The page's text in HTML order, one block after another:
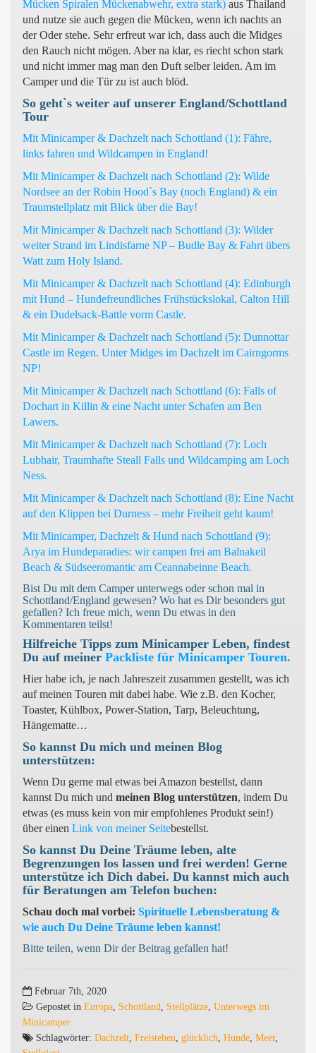
Mücken Spiralen Mückenabwehr, extra stark) aus Thailand
und nutze sie auch gegen die Mücken, wenn ich nachts an
der Oder stehe. Sehr erfreut war ich, dass auch die Midges
den Rauch nicht mögen. Aber na klar, es riecht schon stark
und nicht immer mag man den Duft selber leiden. Am im
Camper und die Tür zu ist auch blöd.
So geht`s weiter auf unserer England/Schottland
Tour
Mit Minicamper & Dachzelt nach Schottland (1): Fähre,
links fahren und Wildcampen in England!
Mit Minicamper & Dachzelt nach Schottland (2): Wilde
Nordsee an der Robin Hood`s Bay (noch England) & ein
Traumstellplatz mit Blick über die Bay!
Mit Minicamper & Dachzelt nach Schottland (3): Wilder
weiter Strand im Lindisfarne NP – Budle Bay & Fahrt übers
Watt zum Holy Island.
Mit Minicamper & Dachzelt nach Schottland (4): Edinburgh
mit Hund – Hundefreundliches Frühstückslokal, Calton Hill
& ein Dudelsack-Battle vorm Castle.
Mit Minicamper & Dachzelt nach Schottland (5): Dunnottar
Castle im Regen. Unter Midges im Dachzelt im Cairngorms
NP!
Mit Minicamper & Dachzelt nach Schottland (6): Falls of
Dochart in Killin & eine Nacht unter Schafen am Ben
Lawers.
Mit Minicamper & Dachzelt nach Schottland (7): Loch
Lubhair, Traumhafte Steall Falls und Wildcamping am Loch
Ness.
Mit Minicamper & Dachzelt nach Schottland (8): Eine Nacht
auf den Klippen bei Durness – mehr Freiheit geht kaum!
Mit Minicamper, Dachzelt & Hund nach Schottland (9):
Arya im Hundeparadies: wir campen frei am Balnakeil
Beach & Südseeromantic am Ceannabeinne Beach.
Bist Du mit dem Camper unterwegs oder schon mal in
Schottland/England gewesen? Wo hat es Dir besonders gut
gefallen? Ich freue mich, wenn Du etwas in den
Kommentaren teilst!
Hilfreiche Tipps zum Minicamper Leben, findest
Du auf meiner Packliste für Minicamper Touren.
Hier habe ich, je nach Jahreszeit zusammen gestellt, was ich
auf meinen Touren mit dabei habe. Wie z.B. den Kocher,
Toaster, Kühlbox, Power-Station, Tarp, Beleuchtung,
Hängematte…
So kannst Du mich und meinen Blog
unterstützen:
Wenn Du gerne mal etwas bei Amazon bestellst, dann
kannst Du mich und meinen Blog unterstützen, indem Du
etwas (es muss kein von mir empfohlenes Produkt sein!)
über einen Link von meiner Seitebestellst.
So kannst Du Deine Träume leben, alte
Begrenzungen los lassen und frei werden! Gerne
unterstütze ich Dich dabei. Du kannst mich auch
für Beratungen am Telefon buchen:
Schau doch mal vorbei: Spirituelle Lebensberatung &
wie auch Du Deine Träume leben kannst!
Bitte teilen, wenn Dir der Beitrag gefallen hat!
Februar 7th, 2020
Gepostet in Europa, Schottland, Stellplätze, Unterwegs im
Minicamper
Schlagwörter: Dachzelt, Freistehen, glücklich, Hunde, Meer,